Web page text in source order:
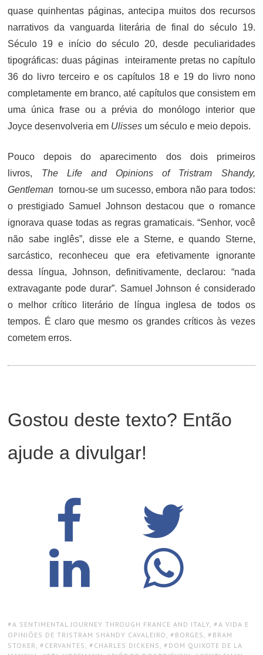
quase quinhentas páginas, antecipa muitos dos recursos
narrativos da vanguarda literária de final do século 19.
Século 19 e início do século 20, desde peculiaridades
tipográficas: duas páginas inteiramente pretas no capítulo
36 do livro terceiro e os capítulos 18 e 19 do livro nono
completamente em branco, até capítulos que consistem em
uma única frase ou a prévia do monólogo interior que
Joyce desenvolveria em Ulisses um século e meio depois.
Pouco depois do aparecimento dos dois primeiros
livros, The Life and Opinions of Tristram Shandy,
Gentleman tornou-se um sucesso, embora não para todos:
o prestigiado Samuel Johnson destacou que o romance
ignorava quase todas as regras gramaticais. “Senhor, você
não sabe inglês”, disse ele a Sterne, e quando Sterne,
sarcástico, reconheceu que era efetivamente ignorante
dessa língua, Johnson, definitivamente, declarou: “nada
extravagante pode durar”. Samuel Johnson é considerado
o melhor crítico literário de língua inglesa de todos os
tempos. É claro que mesmo os grandes críticos às vezes
cometem erros.
Gostou deste texto? Então
ajude a divulgar!
TAGS:
A SENTIMENTAL JOURNEY THROUGH FRANCE AND ITALY , A VIDA E
OPINIÕES DE TRISTRAM SHANDY CAVALEIRO , BORGES , BRAM
STOKER , CERVANTES , CHARLES DICKENS , DOM QUIXOTE DE LA